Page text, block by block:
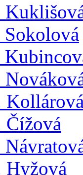
Sokolová
Čížová
Hyžová